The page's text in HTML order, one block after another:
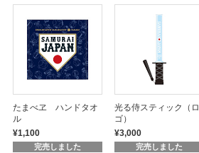
たまべヱ ハンドタオ
ル
¥1,100
完売しました
光る侍スティック（ロ
ゴ）
¥3,000
完売しました